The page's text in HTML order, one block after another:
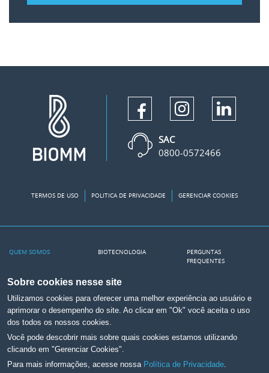
SAC
0800-0572466
TERMOS DE USO POLITICA DE PRIVACIDADE GERENCIAR COOKIES
QUEM SOMOS
A Biomm
Transparência Salarial
BIOTECNOLOGIA
INSULINA NO SUS
NA MÍDIA
PERGUNTAS
FREQUENTES
Canal de Ética
Trabalhe na Biomm
Portal Científico
Relações com
Sobre cookies nesse site
Utilizamos cookies para oferecer uma melhor experiência ao usuário e
aprimorar o desempenho do site. Ao clicar em "Ok" você aceita o uso
dos todos os nossos cookies.
Você pode descobrir mais sobre quais cookies estamos utilizando
clicando em "Gerenciar Cookies".
Para mais informações, acesse nossa Política de Privacidade.